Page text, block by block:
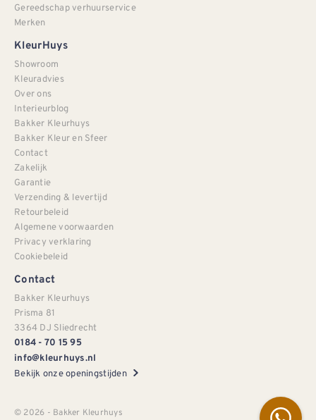
Gereedschap verhuurservice
Merken
KleurHuys
Showroom
Kleuradvies
Over ons
Interieurblog
Bakker Kleurhuys
Bakker Kleur en Sfeer
Contact
Zakelijk
Garantie
Verzending & levertijd
Retourbeleid
Algemene voorwaarden
Privacy verklaring
Cookiebeleid
Contact
Bakker Kleurhuys
Prisma 81
3364 DJ Sliedrecht
0184 - 70 15 95
info@kleurhuys.nl
Bekijk onze openingstijden
© 2026 - Bakker Kleurhuys